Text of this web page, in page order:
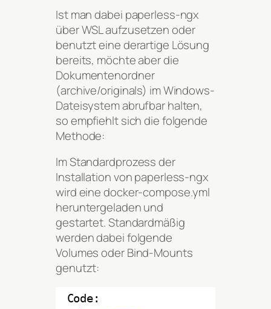
Ist man dabei paperless-ngx
über WSL aufzusetzen oder
benutzt eine derartige Lösung
bereits, möchte aber die
Dokumentenordner
(archive/originals) im Windows-
Dateisystem abrufbar halten,
so empfiehlt sich die folgende
Methode:
Im Standardprozess der
Installation von paperless-ngx
wird eine docker-compose.yml
heruntergeladen und
gestartet. Standardmäßig
werden dabei folgende
Volumes oder Bind-Mounts
genutzt:
Code: